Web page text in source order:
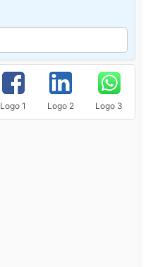
Logo 1 Logo 2 Logo 3